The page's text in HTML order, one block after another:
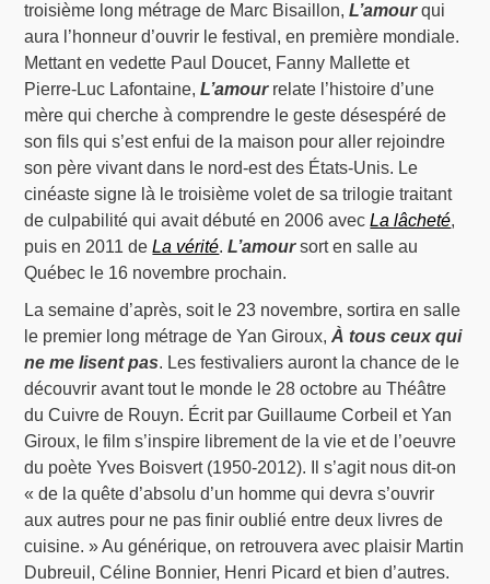
troisième long métrage de Marc Bisaillon,L’amourqui
aura l’honneur d’ouvrir le festival, en première mondiale.
Mettant en vedette Paul Doucet, Fanny Mallette et
Pierre-Luc Lafontaine,L’amourrelate l’histoire d’une
mère qui cherche à comprendre le geste désespéré de
son fils qui s’est enfui de la maison pour aller rejoindre
son père vivant dans le nord-est des États-Unis. Le
cinéaste signe là le troisième volet de sa trilogie traitant
de culpabilité qui avait débuté en 2006 avecLa lâcheté,
puis en 2011 deLa vérité.L’amoursort en salle au
Québec le 16 novembre prochain.
La semaine d’après, soit le 23 novembre, sortira en salle
le premier long métrage de Yan Giroux,À tous ceux qui
ne me lisent pas. Les festivaliers auront la chance de le
découvrir avant tout le monde le 28 octobre au Théâtre
du Cuivre de Rouyn. Écrit par Guillaume Corbeil et Yan
Giroux, le film s’inspire librement de la vie et de l’oeuvre
du poète Yves Boisvert (1950-2012). Il s’agit nous dit-on
« de la quête d’absolu d’un homme qui devra s’ouvrir
aux autres pour ne pas finir oublié entre deux livres de
cuisine. » Au générique, on retrouvera avec plaisir Martin
Dubreuil, Céline Bonnier, Henri Picard et bien d’autres.